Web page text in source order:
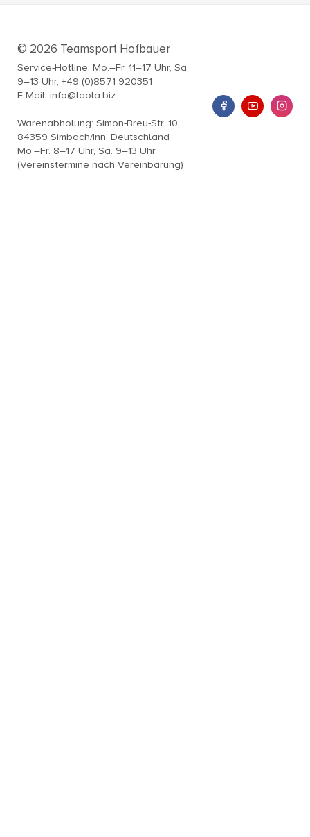
© 2026 Teamsport Hofbauer
Service-Hotline: Mo.–Fr. 11–17 Uhr, Sa.
9–13 Uhr, +49 (0)8571 920351
E-Mail: info@laola.biz
Warenabholung: Simon-Breu-Str. 10,
84359 Simbach/Inn, Deutschland
Mo.–Fr. 8–17 Uhr, Sa. 9–13 Uhr
(Vereinstermine nach Vereinbarung)